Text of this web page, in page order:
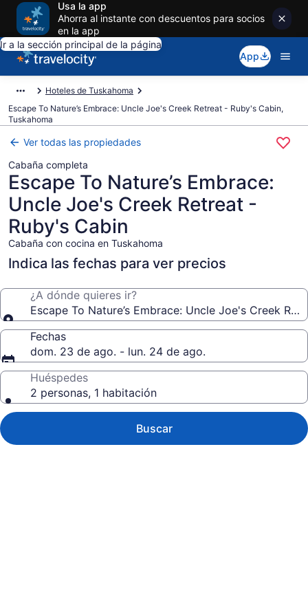
Usa la app
Ahorra al instante con descuentos para socios
en la app
Ir a la sección principal de la página
App
Hoteles de Tuskahoma
Escape To Nature’s Embrace: Uncle Joe's Creek Retreat - Ruby's Cabin,
Tuskahoma
Ver todas las propiedades
Cabaña completa
Escape To Nature’s Embrace:
Uncle Joe's Creek Retreat -
Ruby's Cabin
Cabaña con cocina en Tuskahoma
Indica las fechas para ver precios
¿A dónde quieres ir?
Escape To Nature’s Embrace: Uncle
Fechas
dom. 23 de ago. - lun. 24 de ago.
Huéspedes
2 personas, 1 habitación
Buscar